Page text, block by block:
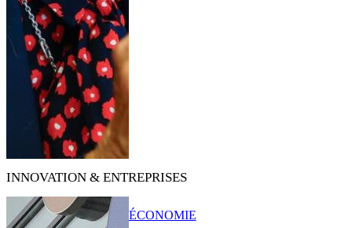
INNOVATION & ENTREPRISES
ÉCONOMIE